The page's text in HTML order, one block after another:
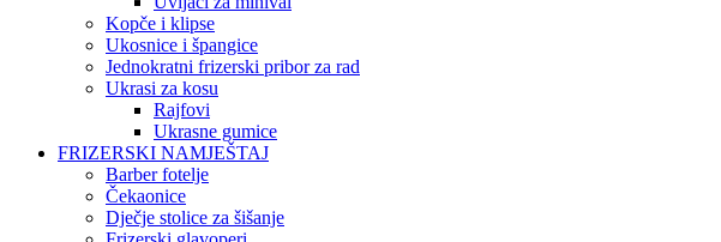
Kopče i klipse
Ukosnice i špangice
Jednokratni frizerski pribor za rad
Ukrasi za kosu
Rajfovi
Ukrasne gumice
FRIZERSKI NAMJEŠTAJ
Barber fotelje
Čekaonice
Dječje stolice za šišanje